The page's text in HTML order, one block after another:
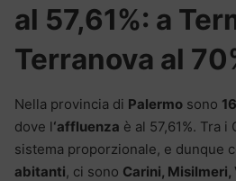
al 57,61%: a
Terranova al
Nella provincia di Palermo sono 16
dove l‘affluenza è al 57,61%. Tra
sistema proporzionale, e dunque
abitanti, ci sono Carini,